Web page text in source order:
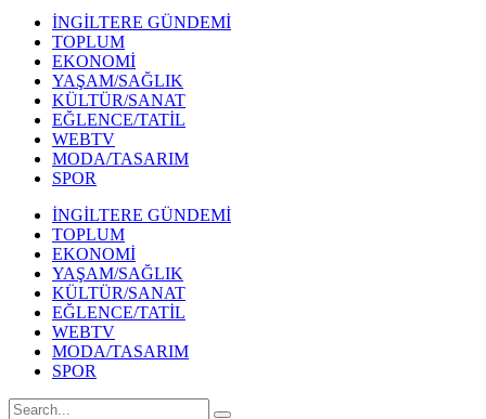
İNGİLTERE GÜNDEMİ
TOPLUM
EKONOMİ
YAŞAM/SAĞLIK
KÜLTÜR/SANAT
EĞLENCE/TATİL
WEBTV
MODA/TASARIM
SPOR
İNGİLTERE GÜNDEMİ
TOPLUM
EKONOMİ
YAŞAM/SAĞLIK
KÜLTÜR/SANAT
EĞLENCE/TATİL
WEBTV
MODA/TASARIM
SPOR